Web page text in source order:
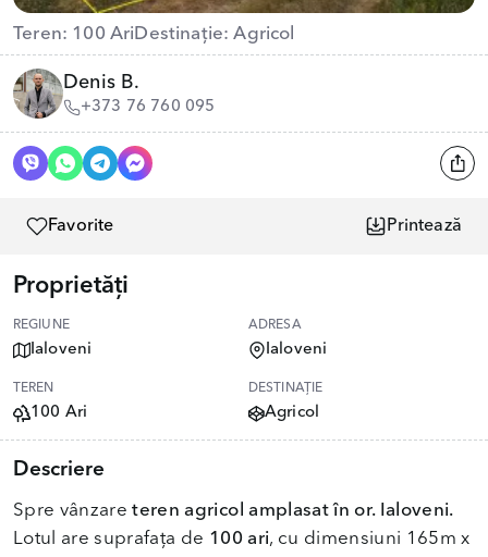
Teren: 100 Ari Destinație: Agricol
Denis B.
+373 76 760 095
Favorite Printează
Proprietăți
REGIUNE
Ialoveni
ADRESA
Ialoveni
TEREN
100 Ari
DESTINAȚIE
Agricol
Descriere
Spre vânzare teren agricol amplasat în or. Ialoveni.
Lotul are suprafața de 100 ari, cu dimensiuni 165m x